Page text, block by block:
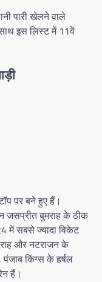
पारी खेलने वाले
इस लिस्ट में 11वें
पर बने हुए हैं।
जसप्रीत बुमराह के ठीक
में सबसे ज्यादा विकेट
और नटराजन के
किंग्स के हर्षल
हैं।